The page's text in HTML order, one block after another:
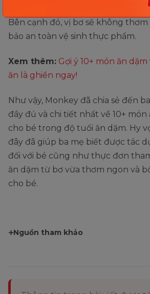
thì màu thịt bơ sẽ bị đen, không
Bên cạnh đó, vị bơ sẽ không
bảo an toàn vệ sinh thực phẩm.
Xem thêm: Gợi ý 10+ món ăn
ăn là ghiền ngay!
Như vậy, Monkey đã chia sẻ đến
đầy đủ và chi tiết nhất về 10+ món
cho bé trong độ tuổi ăn dặm. Hy
đây đã giúp ba mẹ biết được tác
đối với bé cũng như thực đơn
ăn dặm từ bơ vừa thơm ngon và
cho bé.
Nguồn tham khảo